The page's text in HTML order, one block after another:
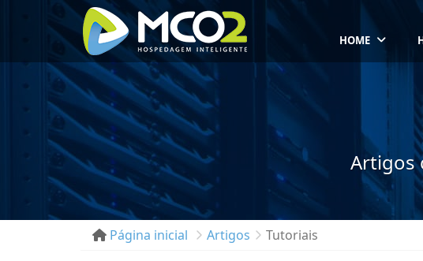
HOME
Artigos
Página inicial Artigos Tutoriais